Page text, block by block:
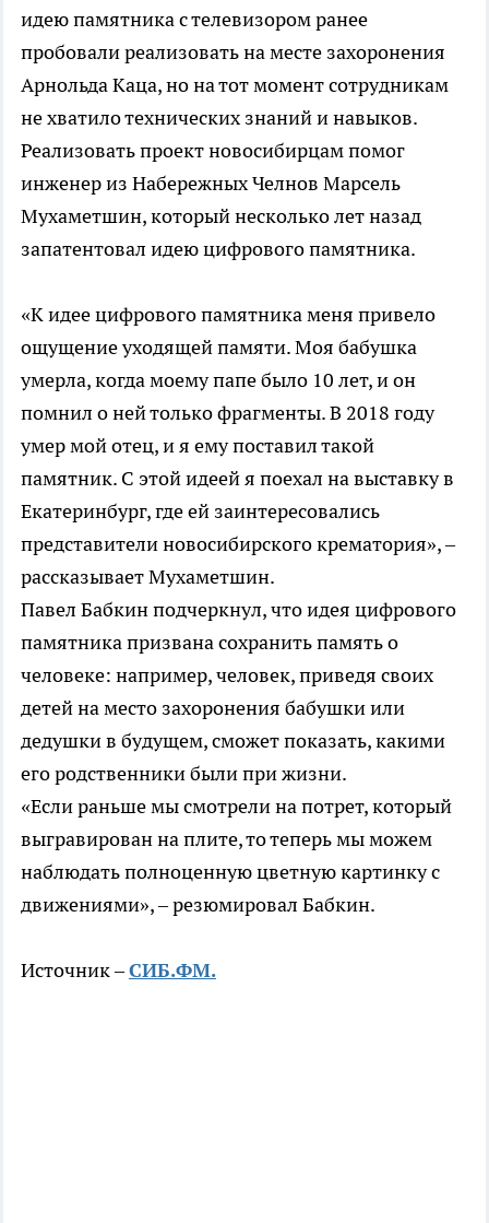
идею памятника с телевизором ранее
пробовали реализовать на месте захоронения
Арнольда Каца, но на тот момент сотрудникам
не хватило технических знаний и навыков.
Реализовать проект новосибирцам помог
инженер из Набережных Челнов Марсель
Мухаметшин, который несколько лет назад
запатентовал идею цифрового памятника.
«К идее цифрового памятника меня привело
ощущение уходящей памяти. Моя бабушка
умерла, когда моему папе было 10 лет, и он
помнил о ней только фрагменты. В 2018 году
умер мой отец, и я ему поставил такой
памятник. С этой идеей я поехал на выставку в
Екатеринбург, где ей заинтересовались
представители новосибирского крематория», –
рассказывает Мухаметшин.
Павел Бабкин подчеркнул, что идея цифрового
памятника призвана сохранить память о
человеке: например, человек, приведя своих
детей на место захоронения бабушки или
дедушки в будущем, сможет показать, какими
его родственники были при жизни.
«Если раньше мы смотрели на потрет, который
выгравирован на плите, то теперь мы можем
наблюдать полноценную цветную картинку с
движениями», – резюмировал Бабкин.
Источник –СИБ.ФМ.